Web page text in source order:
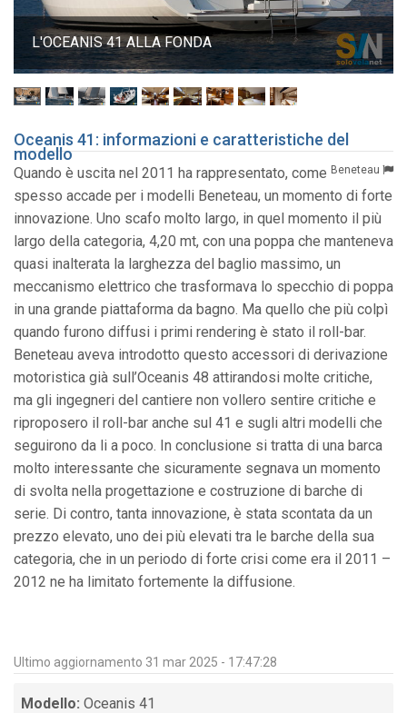
L'OCEANIS 41 ALLA FONDA
Oceanis 41: informazioni e caratteristiche del
modello
Beneteau
Quando è uscita nel 2011 ha rappresentato, come
spesso accade per i modelli Beneteau, un momento di forte
innovazione. Uno scafo molto largo, in quel momento il più
largo della categoria, 4,20 mt, con una poppa che manteneva
quasi inalterata la larghezza del baglio massimo, un
meccanismo elettrico che trasformava lo specchio di poppa
in una grande piattaforma da bagno. Ma quello che più colpì
quando furono diffusi i primi rendering è stato il roll-bar.
Beneteau aveva introdotto questo accessori di derivazione
motoristica già sull’Oceanis 48 attirandosi molte critiche,
ma gli ingegneri del cantiere non vollero sentire critiche e
riproposero il roll-bar anche sul 41 e sugli altri modelli che
seguirono da li a poco. In conclusione si tratta di una barca
molto interessante che sicuramente segnava un momento
di svolta nella progettazione e costruzione di barche di
serie. Di contro, tanta innovazione, è stata scontata da un
prezzo elevato, uno dei più elevati tra le barche della sua
categoria, che in un periodo di forte crisi come era il 2011 –
2012 ne ha limitato fortemente la diffusione.
Ultimo aggiornamento 31 mar 2025 - 17:47:28
Modello: Oceanis 41